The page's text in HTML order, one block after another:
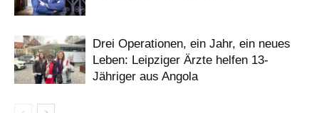
Drei Operationen, ein Jahr, ein neues
Leben: Leipziger Ärzte helfen 13-
Jähriger aus Angola